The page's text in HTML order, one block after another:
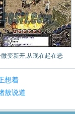
变新开,从现在起在恶
想着
敖说道